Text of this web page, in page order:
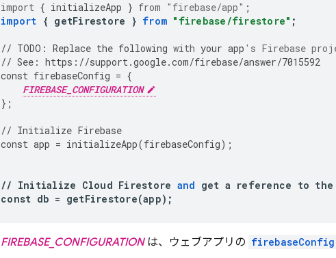
import { initializeApp } from "firebase/app" ;
import { getFirestore } from "firebase/firestore" ;
// TODO : Replace the following with your app 's Firebase
// See : https : //support.google.com/firebase/answer/7015592
const firebaseConfig = {
FIREBASE_CONFIGURATION
};
// Initialize Firebase
const app = initializeApp(firebaseConfig);
// Initialize Cloud Firestore and get a reference to the
const db = getFirestore(app);
FIREBASE_CONFIGURATIONは、ウェブアプリの firebaseConfig